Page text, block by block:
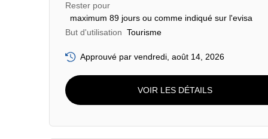
Rester pour
maximum 89 jours ou comme indiqué sur l'evisa
But d'utilisation Tourisme
Approuvé par vendredi, août 14, 2026
VOIR LES DÉTAILS